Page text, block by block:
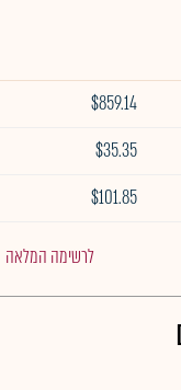
$859.14
$35.35
$101.85
לרשימה המלאה